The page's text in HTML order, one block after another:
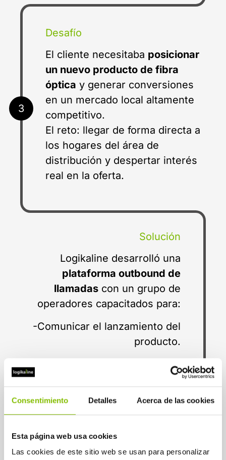
Consentimiento Detalles Acerca de las cookies
Esta página web usa cookies
Las cookies de este sitio web se usan para personalizar
3
Desafío
El cliente necesitaba posicionar
un nuevo producto de fibra
óptica y generar conversiones
en un mercado local altamente
competitivo.
El reto: llegar de forma directa a
los hogares del área de
distribución y despertar interés
real en la oferta.
4
Solución
Logikaline desarrolló una
plataforma outbound de
llamadas con un grupo de
operadores capacitados para:
-Comunicar el lanzamiento del
producto.
-Resolver dudas comerciales.
-Registrar leads interesados.
La acción se ejecutó en